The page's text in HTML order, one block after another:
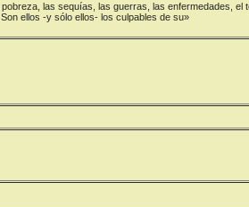
las sequías, las guerras, las enfermedades,
ellos -y sólo ellos- los culpables de su»